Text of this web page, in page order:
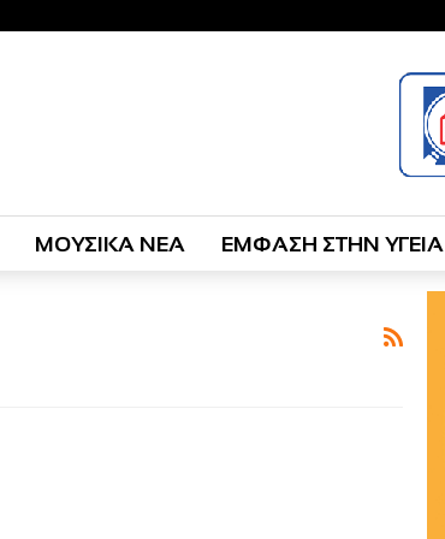
ΜΟΥΣΙΚΑ ΝΕΑ ΕΜΦΑΣΗ ΣΤΗΝ ΥΓΕΙΑ